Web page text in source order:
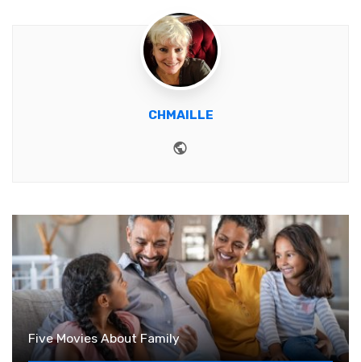
CHMAILLE
Five Movies About Family